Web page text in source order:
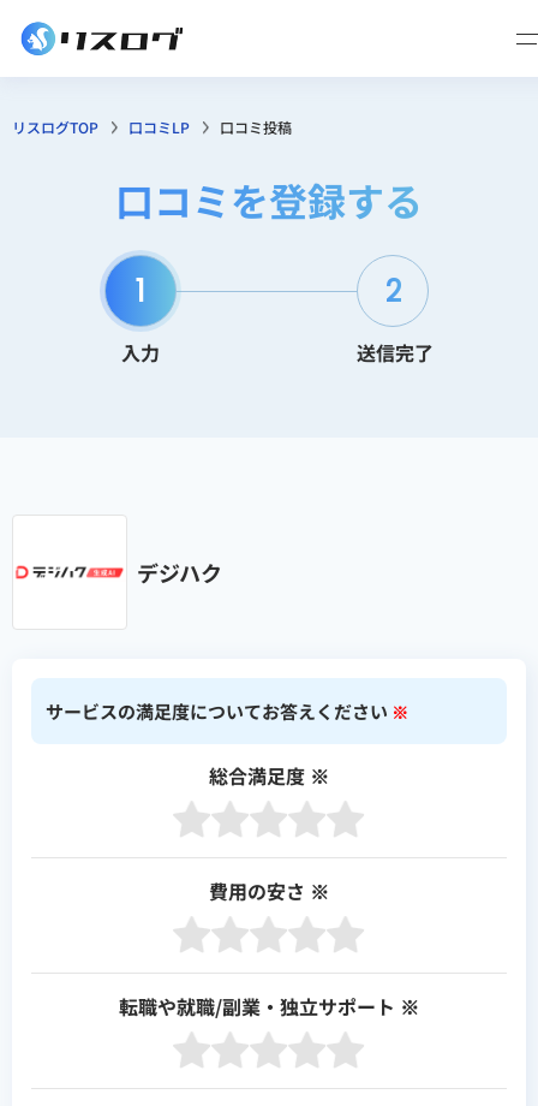
リスログTOP 口コミLP 口コミ投稿
口コミを登録する
1
入力
2
送信完了
デジハク
サービスの満足度についてお答えください ※
総合満足度 ※
費用の安さ ※
転職や就職/副業・独立サポート ※